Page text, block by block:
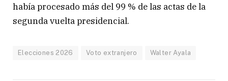
había procesado más del 99 % de las actas de la
segunda vuelta presidencial.
Elecciones 2026 Voto extranjero Walter Ayala